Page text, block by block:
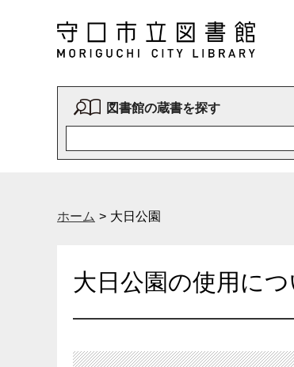
図書館の蔵書を探す
ホーム 大日公園
大日公園の使用につ